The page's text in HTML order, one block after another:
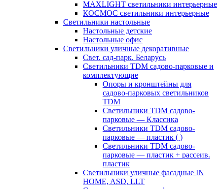
MAXLIGHT светильники интерьерные
КОСМОС светильники интерьерные
Светильники настольные
Настольные детские
Настольные офис
Светильники уличные декоративные
Свет. сад-парк. Беларусь
Светильники TDM садово-парковые и
комплектующие
Опоры и кронштейны для
садово-парковых светильников
TDM
Светильники TDM садово-
парковые — Классика
Светильники TDM садово-
парковые — пластик ( )
Светильники TDM садово-
парковые — пластик + рассеив.
пластик
Светильники уличные фасадные IN
HOME, ASD, LLT